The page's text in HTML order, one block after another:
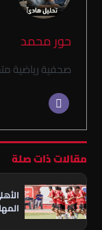
حور محمد
صحفية رياضية
مقالات ذات صلة